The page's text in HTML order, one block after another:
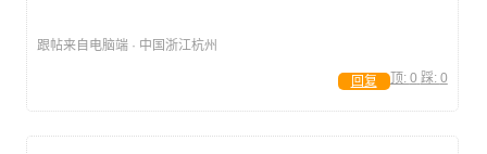
跟帖来自电脑端 · 中国浙江杭州
顶: 0 踩: 0
回复